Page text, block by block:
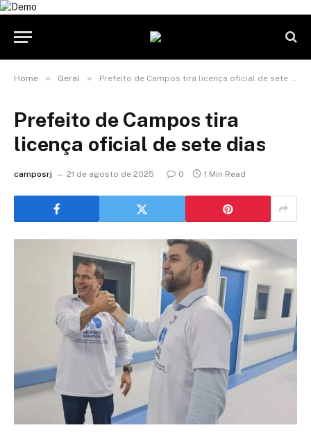
Home » Geral » Prefeito de Campos tira licença oficial de sete dias
Prefeito de Campos tira
licença oficial de sete dias
camposrj 21 de agosto de 2025 0 1 Min Read